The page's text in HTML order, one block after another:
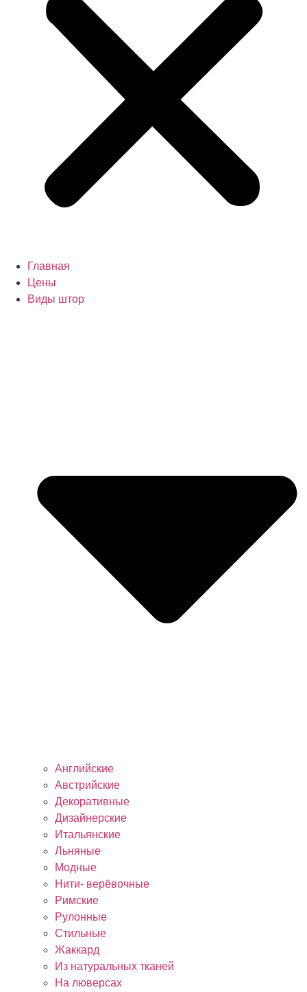
Главная
Цены
Виды штор
Английские
Австрийские
Декоративные
Дизайнерские
Итальянские
Льняные
Модные
Нити- верёвочные
Римские
Рулонные
Стильные
Жаккард
Из натуральных тканей
На люверсах